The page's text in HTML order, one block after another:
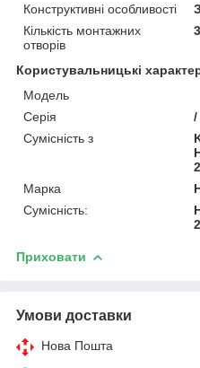
Конструктивні особливості
Кількість монтажних
отворів
3
Користувальницькі
Модель
Серія
/
Сумісність з
Марка
Сумісність:
Приховати
Умови доставки
Нова Пошта